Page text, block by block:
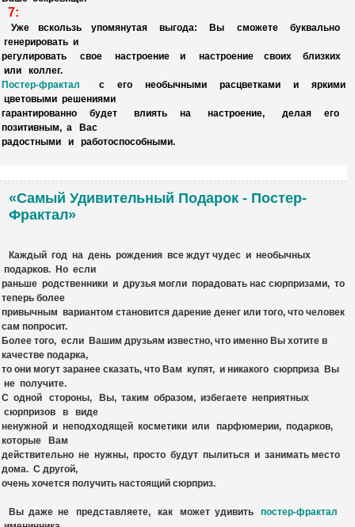
7:
Уже вскользь упомянутая выгода: Вы сможете буквально
генерировать и
регулировать свое настроение и настроение своих близких
или коллег.
Постер-фрактал
с его необычными расцветками и яркими
цветовыми решениями
гарантированно будет влиять на настроение, делая его
позитивным, а Вас
радостными и работоспособными.
«Самый Удивительный Подарок - Постер-
Фрактал»
Каждый год на день рождения все ждут чудес и необычных
подарков. Но если
раньше родственники и друзья могли порадовать нас сюрпризами, то
теперь более
привычным вариантом становится дарение денег или того, что человек
сам попросит.
Более того, если Вашим друзьям известно, что именно Вы хотите в
качестве подарка,
то они могут заранее сказать, что Вам купят, и никакого сюрприза Вы
не получите.
С одной стороны, Вы, таким образом, избегаете неприятных
сюрпризов в виде
ненужной и неподходящей косметики или парфюмерии, подарков,
которые Вам
действительно не нужны, просто будут пылиться и занимать место
дома. С другой,
очень хочется получить настоящий сюрприз.
Вы даже не представляете, как может удивить
постер-фрактал